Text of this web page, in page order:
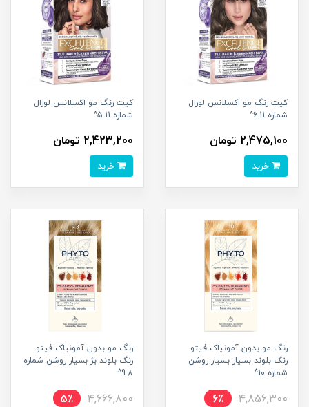
کیت رنگ مو اکسلانس لورال
شماره 6.11^
2,475,100 تومان
کیت رنگ مو اکسلانس لورال
شماره 5.11^
2,423,200 تومان
رنگ مو بدون آمونیاک فیتو
رنگ بلوند بسیار بسیار روشن
شماره 10^
4,856,300 6٪
رنگ مو بدون آمونیاک فیتو
رنگ بلوند بژ بسیار روشن شماره
9.8^
4,666,800 5٪